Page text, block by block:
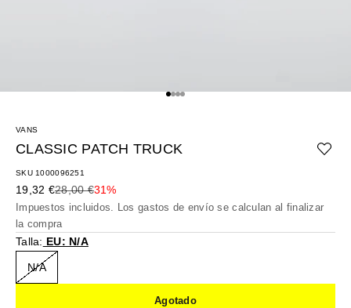
Ir al artículo 1
Ir al artículo 2
Ir al artículo 3
Ir al artículo 4
VANS
CLASSIC PATCH TRUCK
SKU 1000096251
Precio de oferta
19,32 €Precio normal
28,00 €31%
Impuestos incluidos. Los gastos de envío se calculan al finalizar
la compra
Talla: EU: N/A
N/A
Agotado